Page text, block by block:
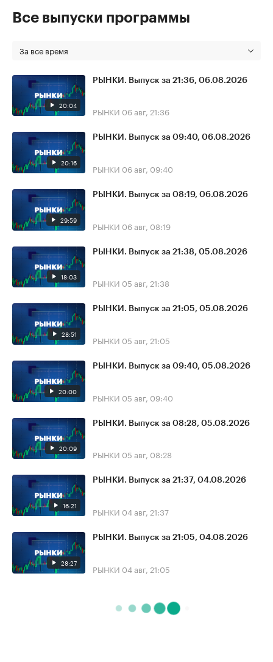
Все выпуски программы
За все время
20:04
РЫНКИ. Выпуск за 21:36, 06.08.2026
РЫНКИ 06 авг, 21:36
20:16
РЫНКИ. Выпуск за 09:40, 06.08.2026
РЫНКИ 06 авг, 09:40
29:59
РЫНКИ. Выпуск за 08:19, 06.08.2026
РЫНКИ 06 авг, 08:19
18:03
РЫНКИ. Выпуск за 21:38, 05.08.2026
РЫНКИ 05 авг, 21:38
28:51
РЫНКИ. Выпуск за 21:05, 05.08.2026
РЫНКИ 05 авг, 21:05
20:00
РЫНКИ. Выпуск за 09:40, 05.08.2026
РЫНКИ 05 авг, 09:40
20:09
РЫНКИ. Выпуск за 08:28, 05.08.2026
РЫНКИ 05 авг, 08:28
16:21
РЫНКИ. Выпуск за 21:37, 04.08.2026
РЫНКИ 04 авг, 21:37
28:27
РЫНКИ. Выпуск за 21:05, 04.08.2026
РЫНКИ 04 авг, 21:05